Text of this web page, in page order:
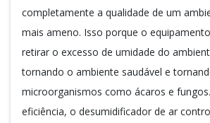
completamente a qualidade de um
mais ameno. Isso porque o
retirar o excesso de umidade do
tornando o ambiente saudável e
microorganismos como ácaros e
eficiência, o desumidificador de ar